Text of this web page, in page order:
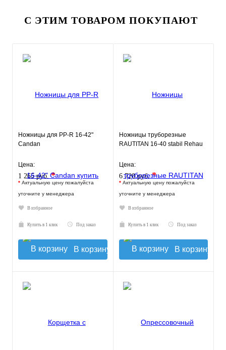
С ЭТИМ ТОВАРОМ ПОКУПАЮТ
Ножницы для PP-R 16-42"
Candan
Цена:
1 265 руб.*
* Актуальную цену пожалуйста
уточните у менеджера
В избранное
Купить в 1 клик Под заказ
В корзину
Ножницы труборезные
RAUTITAN 16-40 stabil Rehau
Цена:
6 720 руб.*
* Актуальную цену пожалуйста
уточните у менеджера
В избранное
Купить в 1 клик Под заказ
В корзину